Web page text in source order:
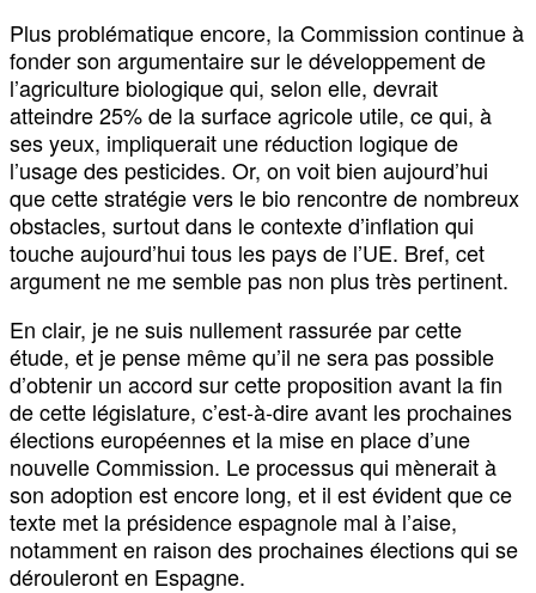
Plus problématique encore, la Commission continue à
fonder son argumentaire sur le développement de
l’agriculture biologique qui, selon elle, devrait
atteindre 25% de la surface agricole utile, ce qui, à
ses yeux, impliquerait une réduction logique de
l’usage des pesticides. Or, on voit bien aujourd’hui
que cette stratégie vers le bio rencontre de nombreux
obstacles, surtout dans le contexte d’inflation qui
touche aujourd’hui tous les pays de l’UE. Bref, cet
argument ne me semble pas non plus très pertinent.
En clair, je ne suis nullement rassurée par cette
étude, et je pense même qu’il ne sera pas possible
d’obtenir un accord sur cette proposition avant la fin
de cette législature, c’est-à-dire avant les prochaines
élections européennes et la mise en place d’une
nouvelle Commission. Le processus qui mènerait à
son adoption est encore long, et il est évident que ce
texte met la présidence espagnole mal à l’aise,
notamment en raison des prochaines élections qui se
dérouleront en Espagne.